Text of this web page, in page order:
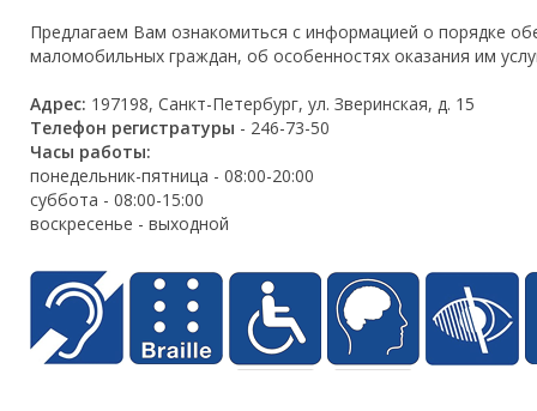
Предлагаем Вам ознакомиться с информацией о порядке
маломобильных граждан, об особенностях оказания им
Адрес: 197198, Санкт-Петербург, ул. Зверинская, д. 15
Телефон регистратуры - 246-73-50
Часы работы:
понедельник-пятница - 08:00-20:00
суббота - 08:00-15:00
воскресенье - выходной